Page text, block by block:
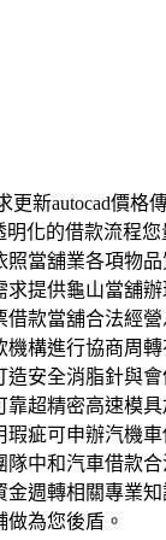
新autocad價格
化的借款流程
當舖業各項物
提供龜山當舖
款當舖合法經
構進行協商周
安全消脂針與
超精密高速模
疵可申辦汽機
中和汽車借款
週轉相關專業
為您後盾。